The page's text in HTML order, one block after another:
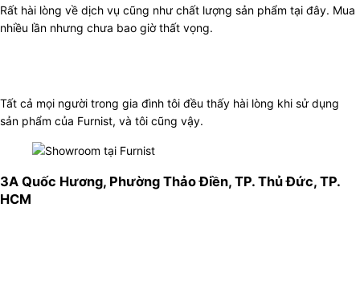
Rất hài lòng về dịch vụ cũng như chất lượng sản phẩm tại đây. Mua
nhiều lần nhưng chưa bao giờ thất vọng.
Tất cả mọi người trong gia đình tôi đều thấy hài lòng khi sử dụng
sản phẩm của Furnist, và tôi cũng vậy.
3A Quốc Hương, Phường Thảo Điền, TP. Thủ Đức, TP.
HCM